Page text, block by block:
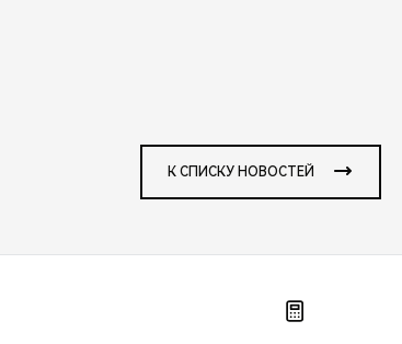
К СПИСКУ НОВОСТЕЙ